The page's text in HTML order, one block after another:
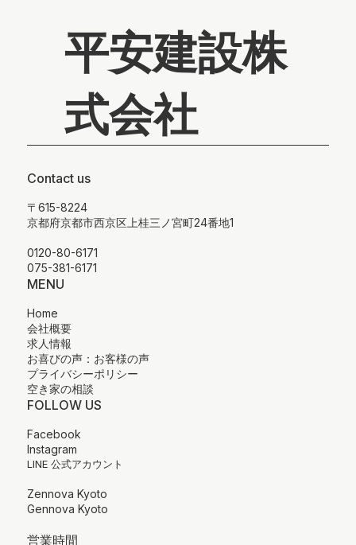
平安建設株
式会社
Contact us
〒615-8224
京都府京都市西京区上桂三ノ宮町24番地1
0120-80-6171
075-381-6171
MENU
Home
会社概要
求人情報
お喜びの声：お客様の声
プライバシーポリシー
空き家の相談
FOLLOW US
Facebook
Instagram
LINE 公式アカウント
Zennova Kyoto
Gennova Kyoto
営業時間